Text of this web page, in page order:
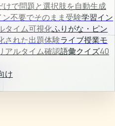
し、作成時間を大幅に短縮。
け
けで問題と選択肢を自動生成
不要でそのまま受験学習イン
タイム可視化ふりがな・ピン
された出題体験ライブ授業モ
アルタイム確認語彙クイズ40
け